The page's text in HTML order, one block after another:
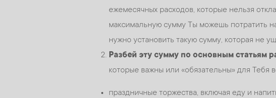
ежемесячных расходов, которые нельзя
максимальную сумму Ты можешь потратить
нужно установить такую сумму, которая не
Разбей эту сумму по основным статьям
которые важны или «обязательны» для Тебя
праздничные торжества, включая еду и